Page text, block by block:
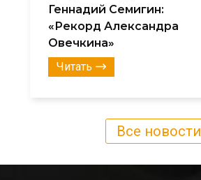
Геннадий Семигин:
«Рекорд Александра
Овечкина»
Читать
Все новости